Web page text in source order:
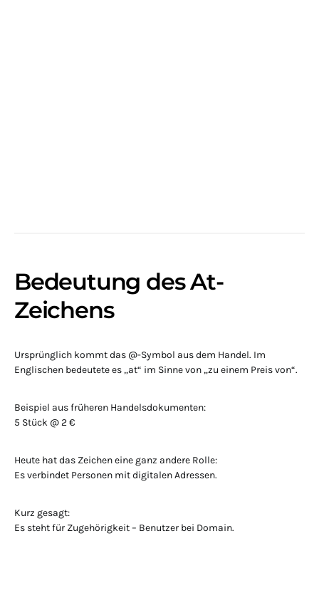
Bedeutung des At-
Zeichens
Ursprünglich kommt das @-Symbol aus dem Handel. Im
Englischen bedeutete es „at“ im Sinne von „zu einem Preis von“.
Beispiel aus früheren Handelsdokumenten:
5 Stück @ 2 €
Heute hat das Zeichen eine ganz andere Rolle:
Es verbindet Personen mit digitalen Adressen.
Kurz gesagt:
Es steht für Zugehörigkeit – Benutzer bei Domain.